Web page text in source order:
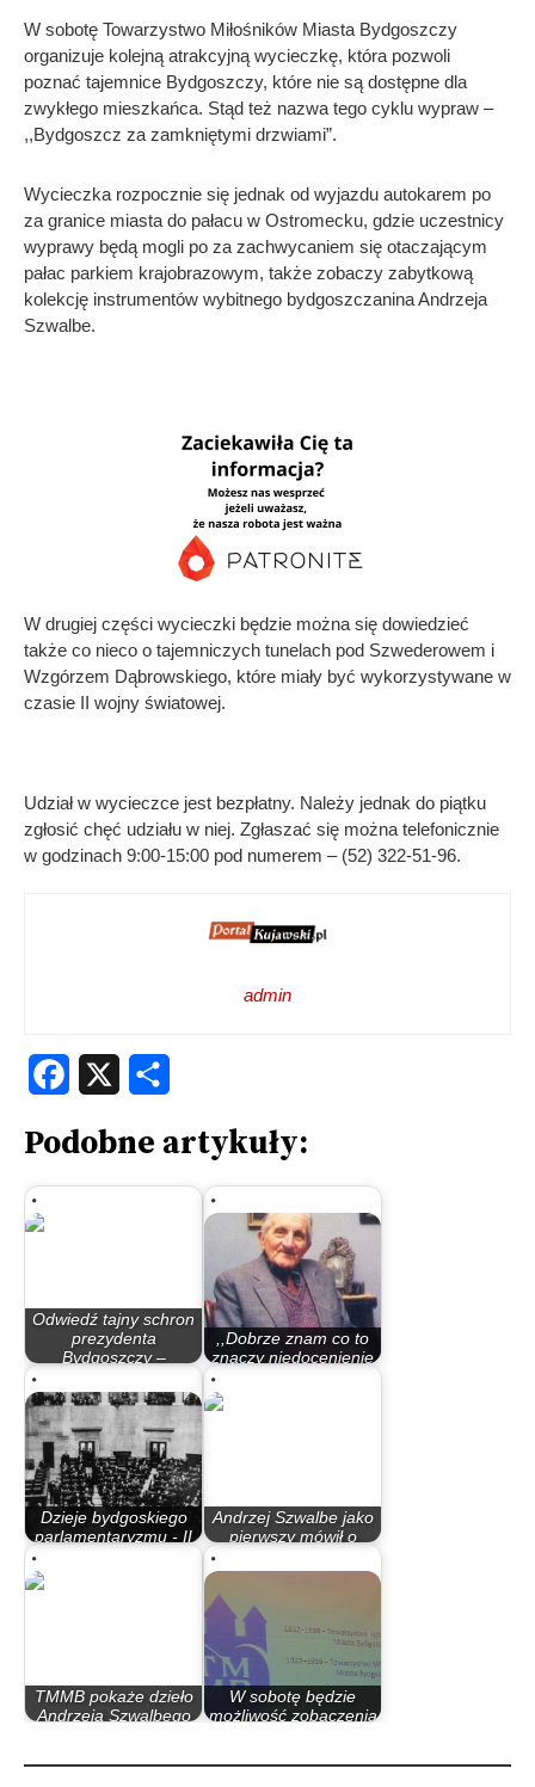
W sobotę Towarzystwo Miłośników Miasta Bydgoszczy
organizuje kolejną atrakcyjną wycieczkę, która pozwoli
poznać tajemnice Bydgoszczy, które nie są dostępne dla
zwykłego mieszkańca. Stąd też nazwa tego cyklu wypraw –
,,Bydgoszcz za zamkniętymi drzwiami”.
Wycieczka rozpocznie się jednak od wyjazdu autokarem po
za granice miasta do pałacu w Ostromecku, gdzie uczestnicy
wyprawy będą mogli po za zachwycaniem się otaczającym
pałac parkiem krajobrazowym, także zobaczy zabytkową
kolekcję instrumentów wybitnego bydgoszczanina Andrzeja
Szwalbe.
W drugiej części wycieczki będzie można się dowiedzieć
także co nieco o tajemniczych tunelach pod Szwederowem i
Wzgórzem Dąbrowskiego, które miały być wykorzystywane w
czasie II wojny światowej.
Udział w wycieczce jest bezpłatny. Należy jednak do piątku
zgłosić chęć udziału w niej. Zgłaszać się można telefonicznie
w godzinach 9:00-15:00 pod numerem – (52) 322-51-96.
admin
Facebook
Podobne artykuły:
Odwiedź tajny schron
prezydenta
Bydgoszczy –
,,Dobrze znam co to
znaczy niedocenienie
Dzieje bydgoskiego
parlamentaryzmu - II
Andrzej Szwalbe jako
pierwszy mówił o
TMMB pokaże dzieło
Andrzeja Szwalbego
W sobotę będzie
możliwość zobaczenia